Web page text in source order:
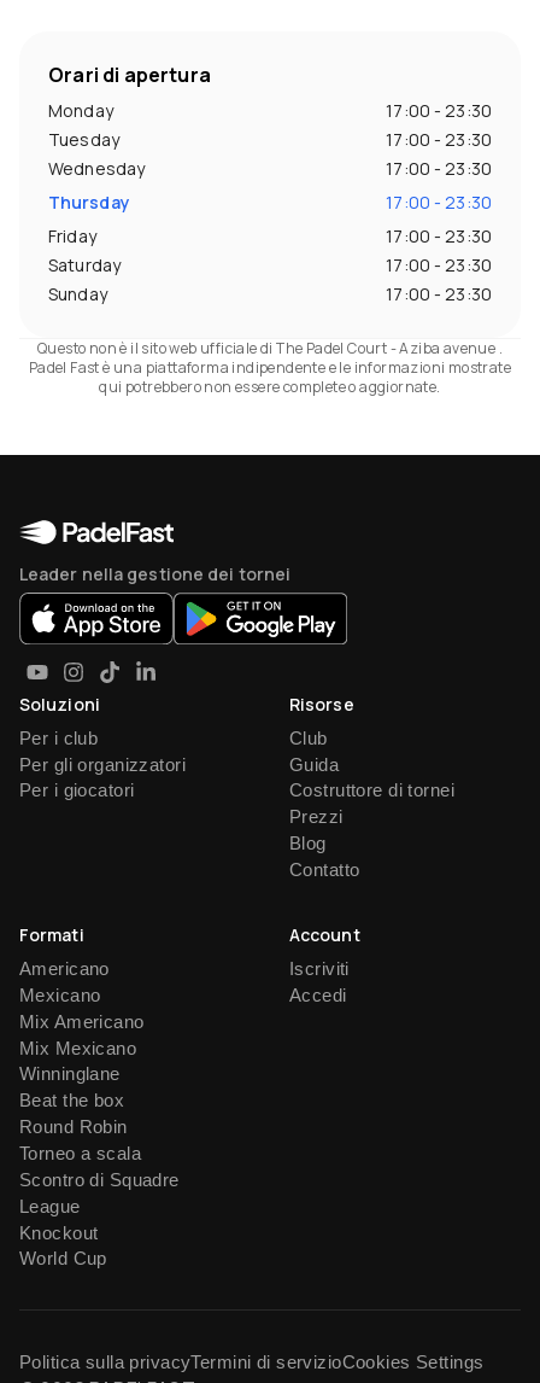
Orari di apertura
Monday
17:00 - 23:30
Tuesday
17:00 - 23:30
Wednesday
17:00 - 23:30
Thursday
17:00 - 23:30
Friday
17:00 - 23:30
Saturday
17:00 - 23:30
Sunday
17:00 - 23:30
Questo non è il sito web ufficiale di The Padel Court - Aziba avenue .
Padel Fast è una piattaforma indipendente e le informazioni mostrate
qui potrebbero non essere complete o aggiornate.
Leader nella gestione dei tornei
Soluzioni
Per i club
Per gli organizzatori
Per i giocatori
Risorse
Club
Guida
Costruttore di tornei
Prezzi
Blog
Contatto
Formati
Americano
Mexicano
Mix Americano
Mix Mexicano
Winninglane
Beat the box
Round Robin
Torneo a scala
Scontro di Squadre
League
Knockout
World Cup
Account
Iscriviti
Accedi
Politica sulla privacyTermini di servizioCookies Settings